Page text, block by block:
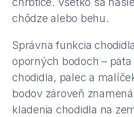
chôdze alebo behu.
Správna funkcia
oporných bodoch – päta
chodidla, palec a
bodov zároveň
kladenia chodidla na